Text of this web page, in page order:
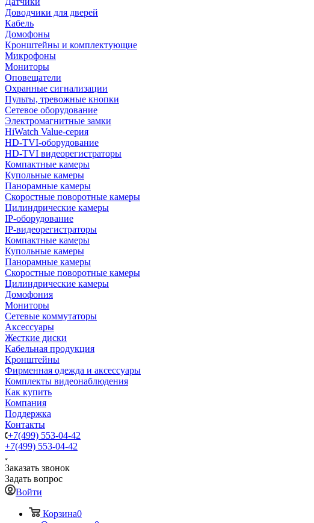
Доводчики для дверей
Кабель
Домофоны
Кронштейны и комплектующие
Микрофоны
Мониторы
Оповещатели
Охранные сигнализации
Пульты, тревожные кнопки
Сетевое оборудование
Электромагнитные замки
HiWatch Value-серия
HD-TVI-оборудование
HD-TVI видеорегистраторы
Компактные камеры
Купольные камеры
Панорамные камеры
Скоростные поворотные камеры
Цилиндрические камеры
IP-оборудование
IP-видеорегистраторы
Компактные камеры
Купольные камеры
Панорамные камеры
Скоростные поворотные камеры
Цилиндрические камеры
Домофония
Мониторы
Сетевые коммутаторы
Аксессуары
Жесткие диски
Кабельная продукция
Кронштейны
Фирменная одежда и аксессуары
Комплекты видеонаблюдения
Как купить
Компания
Поддержка
Контакты
+7(499) 553-04-42
+7(499) 553-04-42
Заказать звонок
Задать вопрос
Войти
Корзина0